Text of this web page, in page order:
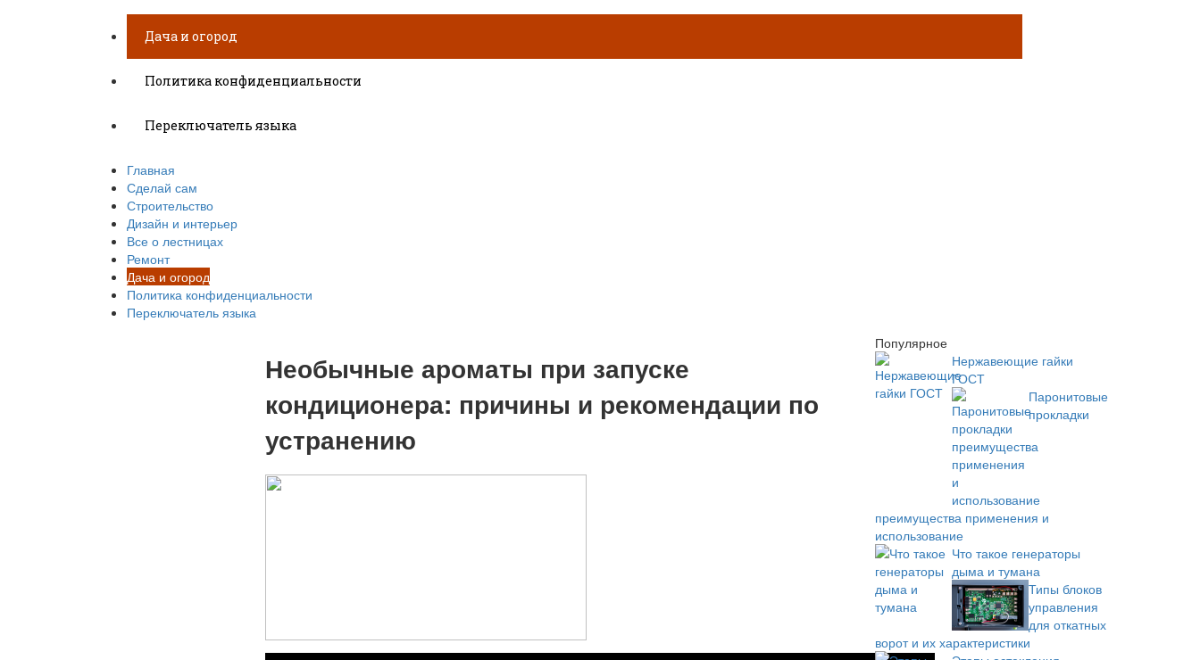
Дача и огород
Политика конфиденциальности
Переключатель языка
Главная
Сделай сам
Строительство
Дизайн и интерьер
Все о лестницах
Ремонт
Дача и огород
Политика конфиденциальности
Переключатель языка
Необычные ароматы при запуске
кондиционера: причины и рекомендации по
устранению
Популярное
Нержавеющие гайки
ГОСТ
Паронитовые
прокладки
преимущества применения и
использование
Что такое генераторы
дыма и тумана
Типы блоков
управления
для откатных
ворот и их характеристики